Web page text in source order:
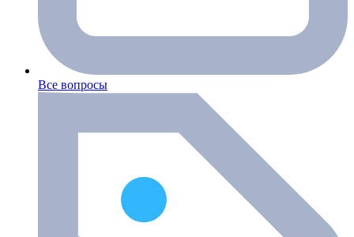
Все вопросы